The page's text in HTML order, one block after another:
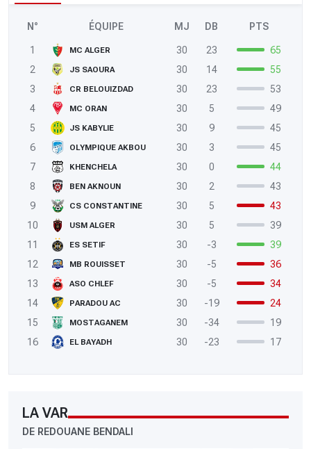
N° ÉQUIPE MJ DB PTS
1 MC ALGER 30 23
65
2
JS SAOURA 30 14
55
3
CR BELOUIZDAD 30 23
53
4
MC ORAN 30 5
49
5
JS KABYLIE 30 9
45
6
OLYMPIQUE AKBOU 30 3
45
7
KHENCHELA 30 0
44
8
BEN AKNOUN 30 2
43
9
CS CONSTANTINE 30 5
43
10
USM ALGER 30 5
39
11
ES SETIF 30 -3
39
12
MB ROUISSET 30 -5
36
13
ASO CHLEF 30 -5
34
14
PARADOU AC 30 -19
24
15
MOSTAGANEM 30 -34
19
16
EL BAYADH 30 -23 17
LA VAR
DE REDOUANE BENDALI